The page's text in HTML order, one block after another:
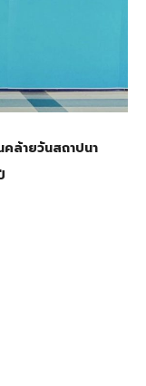
คล้ายวันสถาปนา